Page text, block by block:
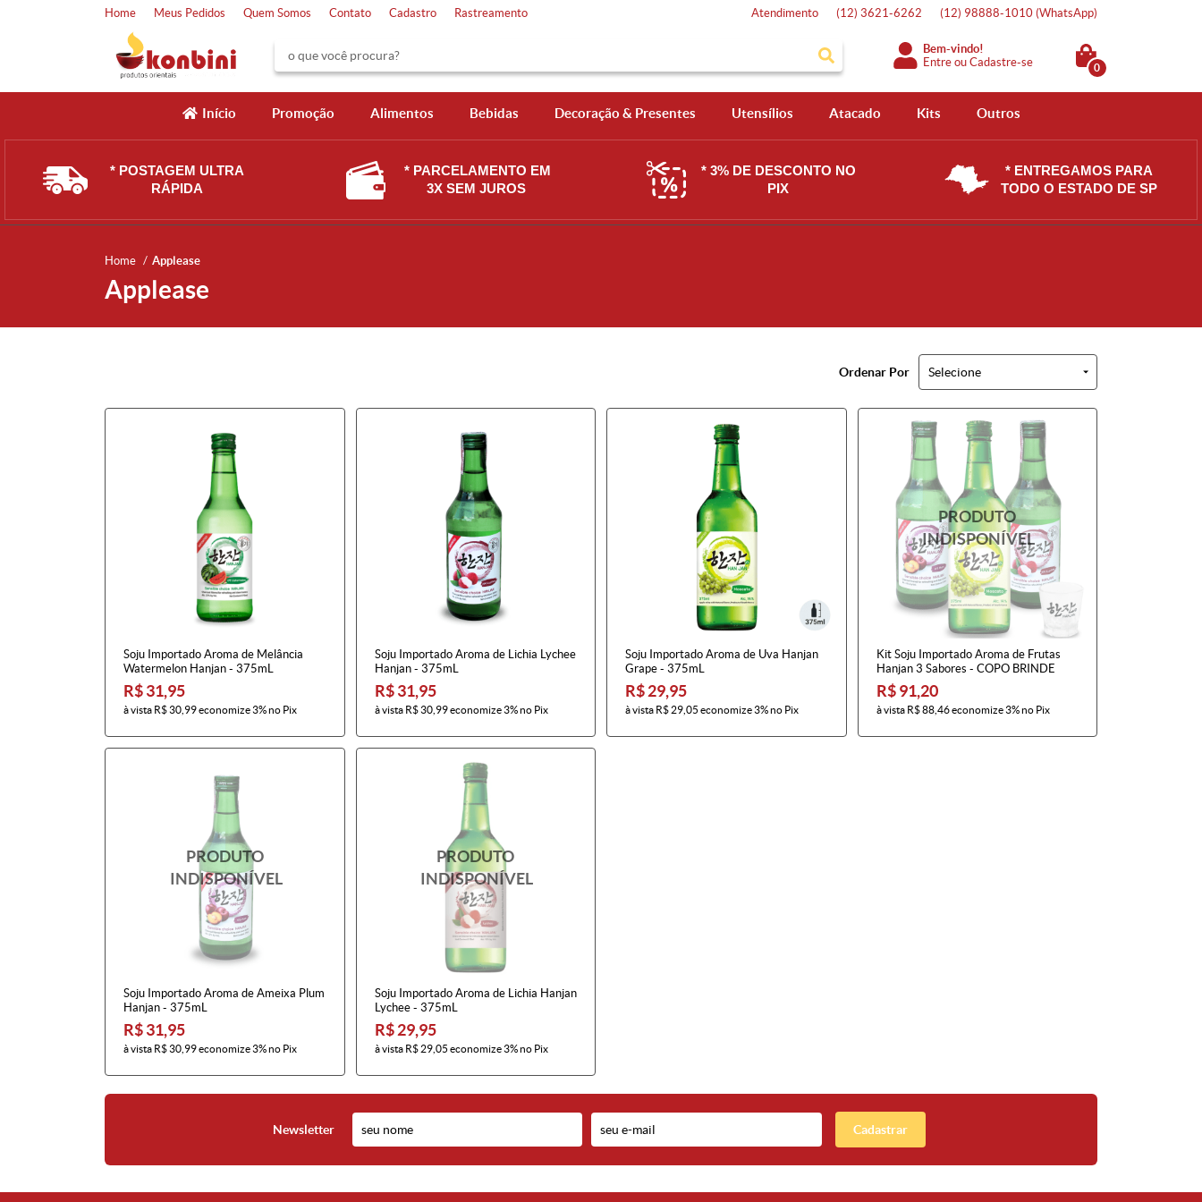
Home Meus Pedidos Quem Somos Contato Cadastro Rastreamento Atendimento (12) 3621-6262 (12) 98888-1010 (WhatsApp)
Bem-vindo!
Entre ouCadastre-se 0
Início Promoção Alimentos Bebidas Decoração & Presentes Utensílios Atacado Kits Outros
* POSTAGEM ULTRA
RÁPIDA
* PARCELAMENTO EM
3X SEM JUROS
* 3% DE DESCONTO NO
PIX
* ENTREGAMOS PARA
TODO O ESTADO DE SP
Home Applease
Applease
Ordenar Por Selecione
Soju Importado Aroma de Melância
Watermelon Hanjan - 375mL
R$ 31,95
à vista R$ 30,99economize3%no Pix
Soju Importado Aroma de Lichia Lychee
Hanjan - 375mL
R$ 31,95
à vista R$ 30,99economize3%no Pix
Soju Importado Aroma de Uva Hanjan
Grape - 375mL
R$ 29,95
à vista R$ 29,05 economize3%no Pix
Kit Soju Importado Aroma de Frutas
Hanjan 3 Sabores - COPO BRINDE
R$ 91,20
à vista R$ 88,46economize3%no Pix
Soju Importado Aroma de Ameixa Plum
Hanjan - 375mL
R$ 31,95
à vista R$ 30,99economize3%no Pix
Soju Importado Aroma de Lichia Hanjan
Lychee - 375mL
R$ 29,95
à vista R$ 29,05 economize3%no Pix
Newsletter Cadastrar